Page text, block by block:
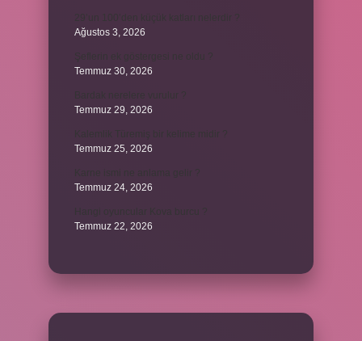
Ağustos 3, 2026
Temmuz 30, 2026
Temmuz 29, 2026
Temmuz 25, 2026
Temmuz 24, 2026
Temmuz 22, 2026